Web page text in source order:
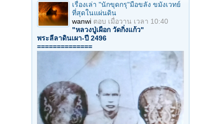
เรื่องเล่า "นักขุดกรุ"มือขลัง ขมังเวทย์
ที่สุดในแผ่นดิน
wanwi ตอบ เมื่อวาน เวลา 10:40
"หลวงปู่เผือก วัดกิ่งแก้ว"
พระลีลาดินเผา-ปี 2496
==============